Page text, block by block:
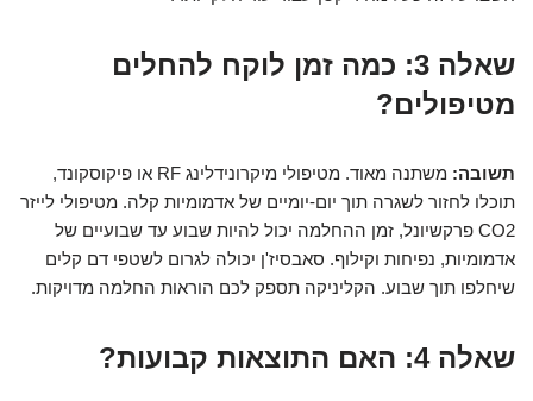
שאלה 3: כמה זמן לוקח להחלים
מטיפולים?
תשובה:
משתנה מאוד. מטיפולי מיקרונידלינג RF או פיקוסקונד,
תוכלו לחזור לשגרה תוך יום-יומיים של אדמומיות קלה. מטיפולי לייזר
CO2 פרקשיונל, זמן ההחלמה יכול להיות שבוע עד שבועיים של
אדמומיות, נפיחות וקילוף. סאבסיז'ן יכולה לגרום לשטפי דם קלים
שיחלפו תוך שבוע. הקליניקה תספק לכם הוראות החלמה מדויקות.
שאלה 4: האם התוצאות קבועות?